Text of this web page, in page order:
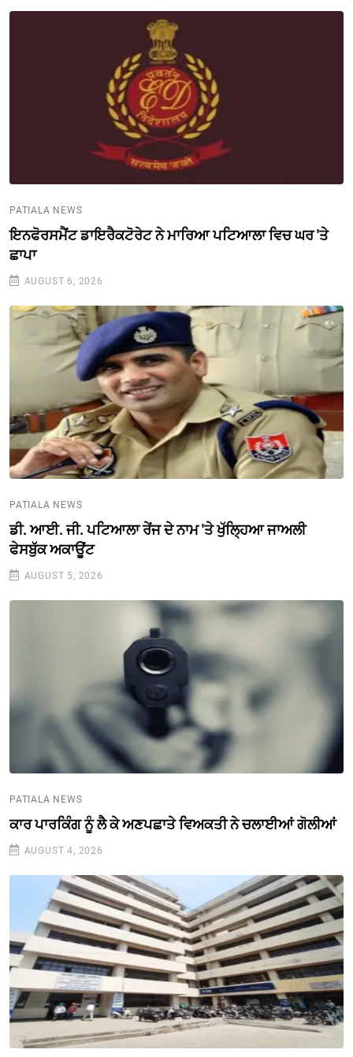
PATIALA NEWS
ਇਨਫੋਰਸਮੈਂਟ ਡਾਇਰੈਕਟੋਰੇਟ ਨੇ ਮਾਰਿਆ ਪਟਿਆਲਾ ਵਿਚ ਘਰ 'ਤੇ
ਛਾਪਾ
AUGUST 6, 2026
PATIALA NEWS
ਡੀ. ਆਈ. ਜੀ. ਪਟਿਆਲਾ ਰੇਂਜ ਦੇ ਨਾਮ 'ਤੇ ਖੁੱਲ੍ਹਿਆ ਜਾਅਲੀ
ਫੇਸਬੁੱਕ ਅਕਾਊਂਟ
AUGUST 5, 2026
PATIALA NEWS
ਕਾਰ ਪਾਰਕਿੰਗ ਨੂੰ ਲੈ ਕੇ ਅਣਪਛਾਤੇ ਵਿਅਕਤੀ ਨੇ ਚਲਾਈਆਂ ਗੋਲੀਆਂ
AUGUST 4, 2026